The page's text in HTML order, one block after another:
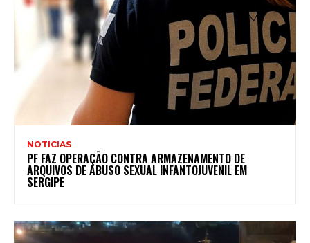
NOTICIAS
PF FAZ OPERAÇÃO CONTRA ARMAZENAMENTO DE
ARQUIVOS DE ABUSO SEXUAL INFANTOJUVENIL EM
SERGIPE